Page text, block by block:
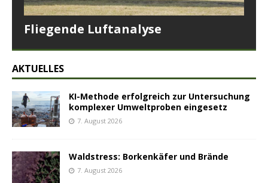
Fliegende Luftanalyse
AKTUELLES
KI-Methode erfolgreich zur Untersuchung
komplexer Umweltproben eingesetz
7. August 2026
Waldstress: Borkenkäfer und Brände
7. August 2026